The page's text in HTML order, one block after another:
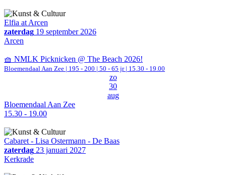
Elfia at Arcen
zaterdag 19 september 2026
Arcen
🧺 NMLK Picknicken @ The Beach 2026!
Bloemendaal Aan Zee | 195 - 200 | 50 - 65 jr | 15.30 - 19.00
zo
30
aug
Bloemendaal Aan Zee
15.30 - 19.00
Cabaret - Lisa Ostermann - De Baas
zaterdag 23 januari 2027
Kerkrade